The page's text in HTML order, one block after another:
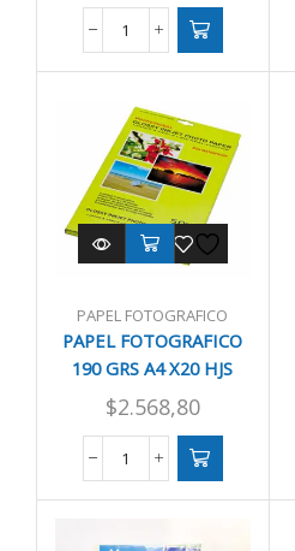
PAPEL
GRS
A4
X20
HJS
HP/CANON/LEMA
cantidad
PAPEL FOTOGRAFICO
PAPEL FOTOGRAFICO
190 GRS A4 X20 HJS
HP/CANON/LEMA
$2.568,80
PAPEL